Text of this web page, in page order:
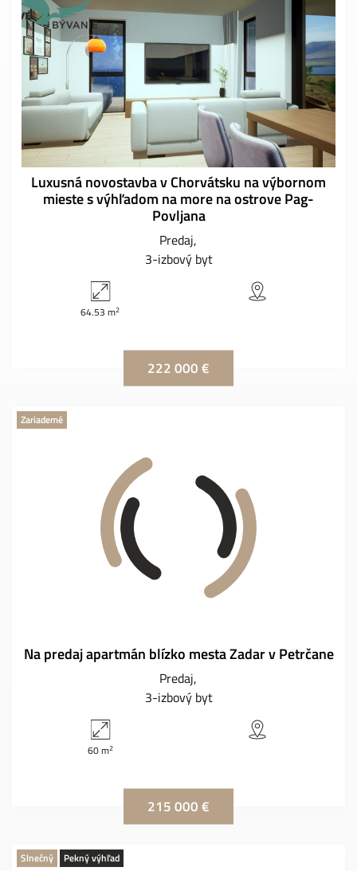
Luxusná novostavba v Chorvátsku na výbornom
mieste s výhľadom na more na ostrove Pag-
Povljana
Predaj
3-izbový byt
64.53 m2
222 000 €
Zariademé
Na predaj apartmán blízko mesta Zadar v Petrčane
Predaj
3-izbový byt
60 m2
215 000 €
Slnečný Pekný výhľad